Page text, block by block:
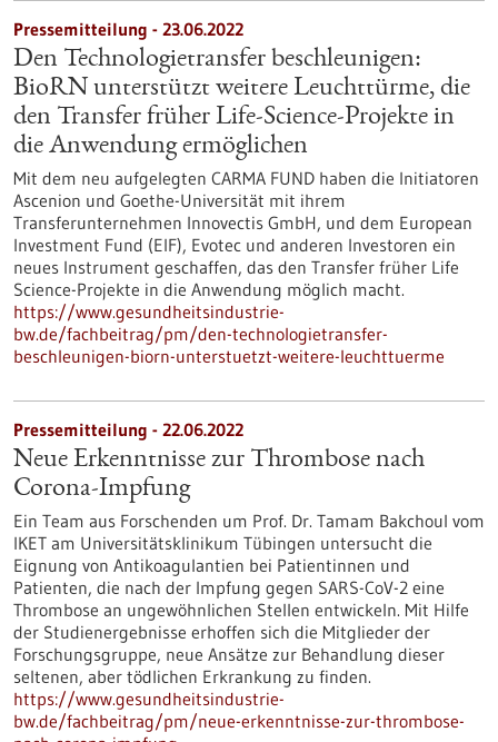
Pressemitteilung - 23.06.2022
Den Technologietransfer beschleunigen:
BioRN unterstützt weitere Leuchttürme, die
den Transfer früher Life-Science-Projekte in
die Anwendung ermöglichen
Mit dem neu aufgelegten CARMA FUND haben die Initiatoren
Ascenion und Goethe-Universität mit ihrem
Transferunternehmen Innovectis GmbH, und dem European
Investment Fund (EIF), Evotec und anderen Investoren ein
neues Instrument geschaffen, das den Transfer früher Life
Science-Projekte in die Anwendung möglich macht.
https://www.gesundheitsindustrie-
bw.de/fachbeitrag/pm/den-technologietransfer-
beschleunigen-biorn-unterstuetzt-weitere-leuchttuerme
Pressemitteilung - 22.06.2022
Neue Erkenntnisse zur Thrombose nach
Corona-Impfung
Ein Team aus Forschenden um Prof. Dr. Tamam Bakchoul vom
IKET am Universitätsklinikum Tübingen untersucht die
Eignung von Antikoagulantien bei Patientinnen und
Patienten, die nach der Impfung gegen SARS-CoV-2 eine
Thrombose an ungewöhnlichen Stellen entwickeln. Mit Hilfe
der Studienergebnisse erhoffen sich die Mitglieder der
Forschungsgruppe, neue Ansätze zur Behandlung dieser
seltenen, aber tödlichen Erkrankung zu finden.
https://www.gesundheitsindustrie-
bw.de/fachbeitrag/pm/neue-erkenntnisse-zur-thrombose-